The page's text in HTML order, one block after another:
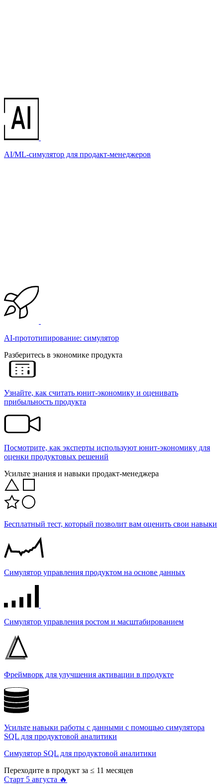
AI/ML-симулятор для продакт-менеджеров
AI-прототипирование: симулятор
Разберитесь в экономике продукта
Узнайте, как считать юнит-экономику и оценивать
прибыльность продукта
Посмотрите, как эксперты используют юнит-экономику для
оценки продуктовых решений
Усильте знания и навыки продакт-менеджера
Бесплатный тест, который позволит вам оценить свои навыки
Симулятор управления продуктом на основе данных
Симулятор управления ростом и масштабированием
Фреймворк для улучшения активации в продукте
Усильте навыки работы с данными с помощью симулятора
SQL для продуктовой аналитики
Симулятор SQL для продуктовой аналитики
Переходите в продукт за ≤ 11 месяцев
Старт 5 августа 🔥